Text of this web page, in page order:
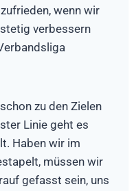
wenn wir
verbessern
zu den Zielen
Linie geht es
Haben wir im
müssen wir
gefasst sein, uns